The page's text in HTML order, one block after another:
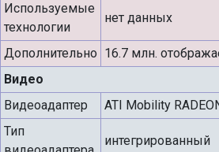
Используемые
технологии
нет данных
Дополнительно 16.7 млн.
Видео
Видеоадаптер
ATI Mobility
Тип
интегрированный